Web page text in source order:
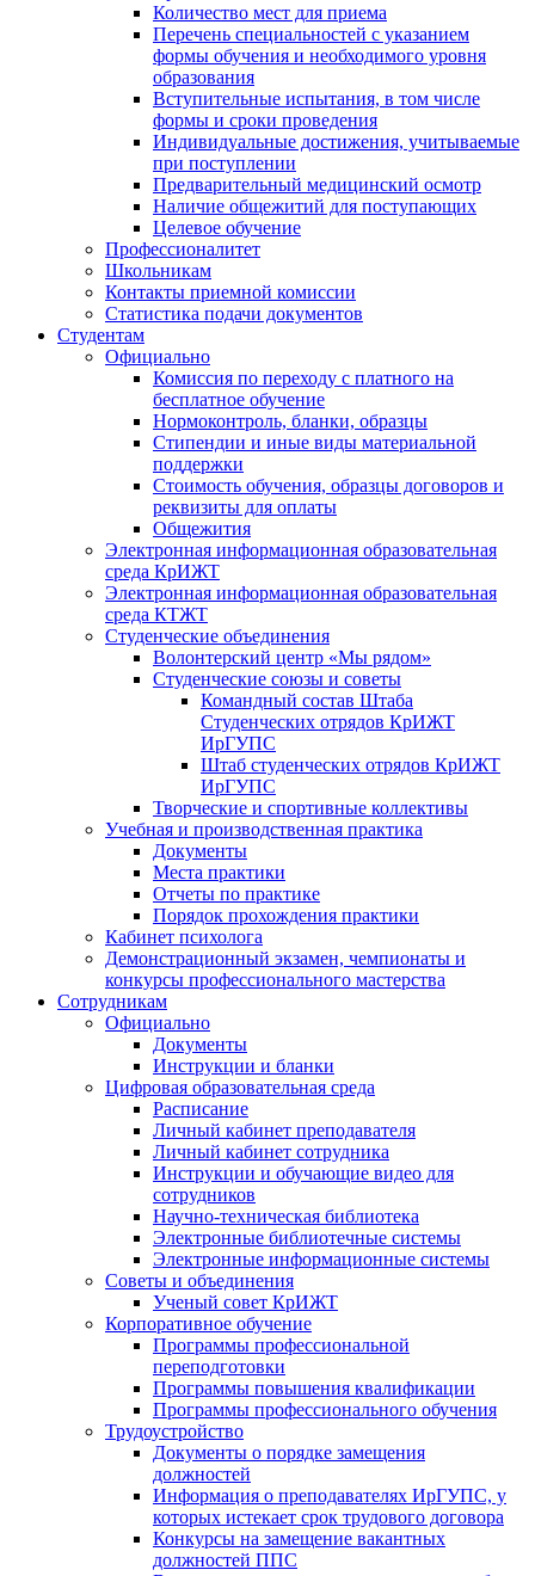
Количество мест для приема
Перечень специальностей с указанием
формы обучения и необходимого уровня
образования
Вступительные испытания, в том числе
формы и сроки проведения
Индивидуальные достижения, учитываемые
при поступлении
Предварительный медицинский осмотр
Наличие общежитий для поступающих
Целевое обучение
Профессионалитет
Школьникам
Контакты приемной комиссии
Статистика подачи документов
Студентам
Официально
Комиссия по переходу с платного на
бесплатное обучение
Нормоконтроль, бланки, образцы
Стипендии и иные виды материальной
поддержки
Стоимость обучения, образцы договоров и
реквизиты для оплаты
Общежития
Электронная информационная образовательная
среда КрИЖТ
Электронная информационная образовательная
среда КТЖТ
Студенческие объединения
Волонтерский центр «Мы рядом»
Студенческие союзы и советы
Командный состав Штаба
Студенческих отрядов КрИЖТ
ИрГУПС
Штаб студенческих отрядов КрИЖТ
ИрГУПС
Творческие и спортивные коллективы
Учебная и производственная практика
Документы
Места практики
Отчеты по практике
Порядок прохождения практики
Кабинет психолога
Демонстрационный экзамен, чемпионаты и
конкурсы профессионального мастерства
Сотрудникам
Официально
Документы
Инструкции и бланки
Цифровая образовательная среда
Расписание
Личный кабинет преподавателя
Личный кабинет сотрудника
Инструкции и обучающие видео для
сотрудников
Научно-техническая библиотека
Электронные библиотечные системы
Электронные информационные системы
Советы и объединения
Ученый совет КрИЖТ
Корпоративное обучение
Программы профессиональной
переподготовки
Программы повышения квалификации
Программы профессионального обучения
Трудоустройство
Документы о порядке замещения
должностей
Информация о преподавателях ИрГУПС, у
которых истекает срок трудового договора
Конкурсы на замещение вакантных
должностей ППС